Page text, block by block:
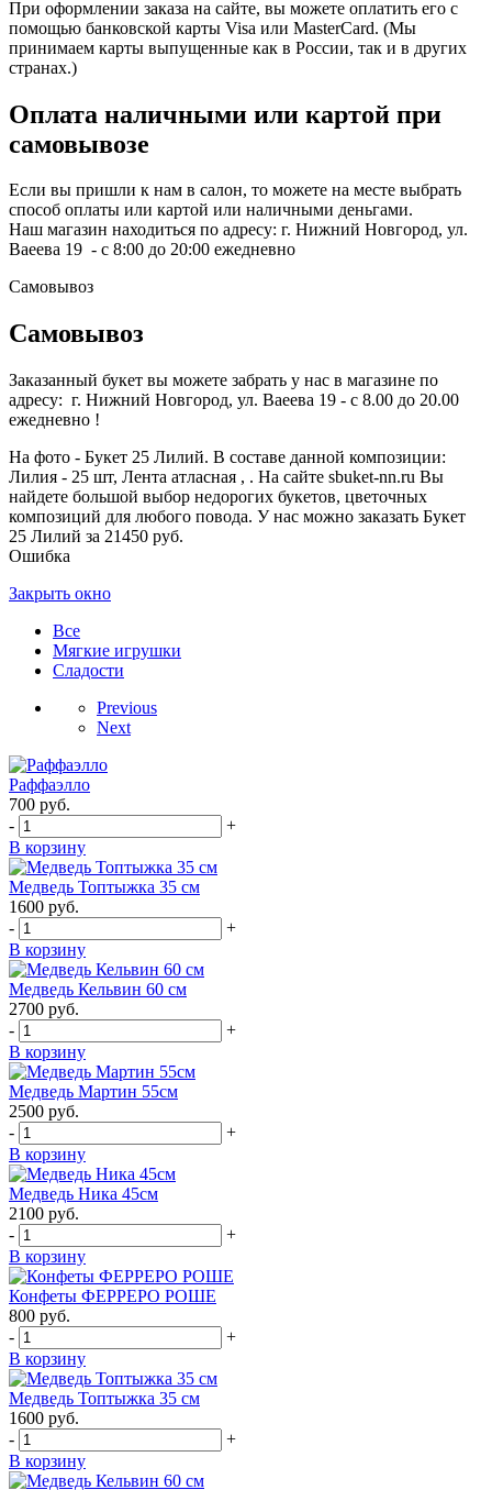
При оформлении заказа на сайте, вы можете оплатить его с
помощью банковской карты Visa или MasterCard. (Мы
принимаем карты выпущенные как в России, так и в других
странах.)
Оплата наличными или картой при
самовывозе
Если вы пришли к нам в салон, то можете на месте выбрать
способ оплаты или картой или наличными деньгами.
Наш магазин находиться по адресу: г. Нижний Новгород, ул.
Ваеева 19 - с 8:00 до 20:00 ежедневно
Самовывоз
Самовывоз
Заказанный букет вы можете забрать у нас в магазине по
адресу: г. Нижний Новгород, ул. Ваеева 19 - с 8.00 до 20.00
ежедневно !
На фото - Букет 25 Лилий. В составе данной композиции:
Лилия - 25 шт, Лента атласная , . На сайте sbuket-nn.ru Вы
найдете большой выбор недорогих букетов, цветочных
композиций для любого повода. У нас можно заказать Букет
25 Лилий за 21450 руб.
Ошибка
Закрыть окно
Все
Мягкие игрушки
Сладости
Previous
Next
Раффаэлло
700 руб.
-
+
В корзину
Медведь Топтыжка 35 см
1600 руб.
-
+
В корзину
Медведь Кельвин 60 см
2700 руб.
-
+
В корзину
Медведь Мартин 55см
2500 руб.
-
+
В корзину
Медведь Ника 45см
2100 руб.
-
+
В корзину
Конфеты ФЕРРЕРО РОШЕ
800 руб.
-
+
В корзину
Медведь Топтыжка 35 см
1600 руб.
-
+
В корзину